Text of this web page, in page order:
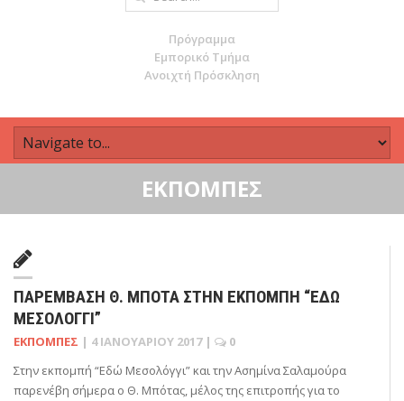
Πρόγραμμα
Εμπορικό Τμήμα
Ανοιχτή Πρόσκληση
ΕΚΠΟΜΠΈΣ
ΠΑΡΈΜΒΑΣΗ Θ. ΜΠΌΤΑ ΣΤΗΝ ΕΚΠΟΜΠΉ “ΕΔΏ
ΜΕΣΟΛΌΓΓΙ”
ΕΚΠΟΜΠΈΣ | 4 ΙΑΝΟΥΑΡΊΟΥ 2017 |
0
Στην εκπομπή “Εδώ Μεσολόγγι” και την Ασημίνα Σαλαμούρα
παρενέβη σήμερα ο Θ. Μπότας, μέλος της επιτροπής για το